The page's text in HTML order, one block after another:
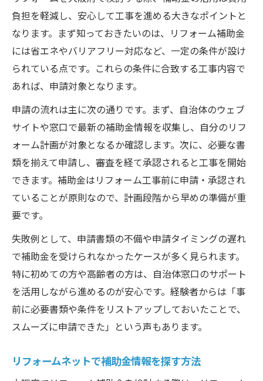
負担を軽減し、安心して工事を進める大きなポイントと
なります。まず知っておきたいのは、リフォーム補助金
には省エネやバリアフリー対応など、一定の条件が設け
られている点です。これらの条件に合致する工事内容で
あれば、申請対象となります。
申請の流れは主に次の通りです。まず、自治体のウェブ
サイトや窓口で最新の補助金情報を収集し、自分のリフ
ォーム計画が対象となるか確認します。次に、必要な書
類を揃えて申請し、審査を経て承認されると工事を開始
できます。補助金はリフォーム工事前に申請・承認され
ていることが原則なので、計画段階から早めの準備が重
要です。
失敗例として、申請書類の不備や申請タイミングの遅れ
で補助金を受けられなかったケースが多く見られます。
特に初めての方や高齢者の方は、自治体窓口のサポート
を活用しながら進めるのが安心です。経験者からは「事
前に必要書類や条件をリストアップしておいたことで、
スムーズに申請できた」という声もあります。
リフォームネットで補助金情報を探す方法